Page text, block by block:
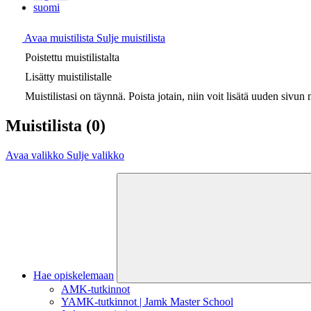
suomi
Avaa muistilista Sulje muistilista
Poistettu muistilistalta
Lisätty muistilistalle
Muistilistasi on täynnä. Poista jotain, niin voit lisätä uuden sivun
Muistilista (0)
Avaa valikko Sulje valikko
Hae opiskelemaan
AMK-tutkinnot
YAMK-tutkinnot | Jamk Master School